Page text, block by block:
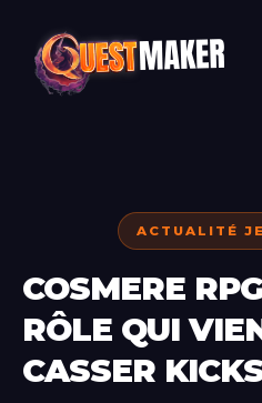
ACTUALITÉ
COSMERE
RÔLE QUI
CASSER